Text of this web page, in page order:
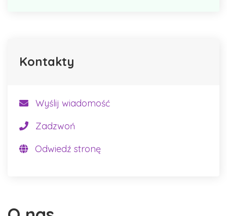
Kontakty
Wyślij wiadomość
Zadzwoń
Odwiedź stronę